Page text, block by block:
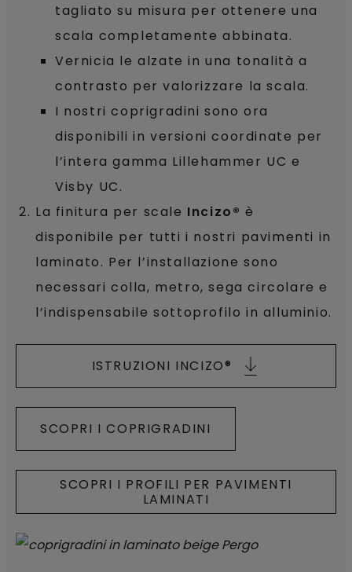
tagliato su misura per ottenere una
scala completamente abbinata.
Vernicia le alzate in una tonalità a
contrasto per valorizzare la scala.
I nostri coprigradini sono ora
disponibili in versioni coordinate per
l’intera gamma Lillehammer UC e
Visby UC.
La finitura per scale Incizo® è
disponibile per tutti i nostri pavimenti in
laminato. Per l’installazione sono
necessari colla, metro, sega circolare e
l’indispensabile sottoprofilo in alluminio.
ISTRUZIONI INCIZO®
SCOPRI I COPRIGRADINI
SCOPRI I PROFILI PER PAVIMENTI
LAMINATI